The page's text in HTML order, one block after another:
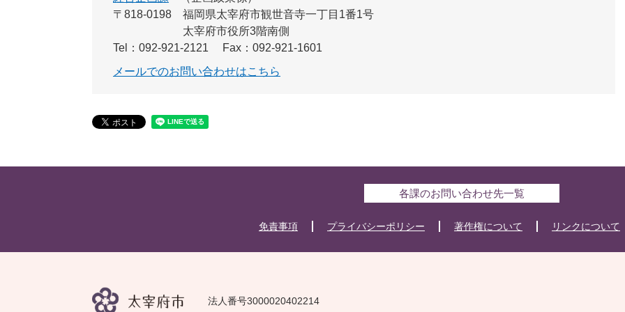
〒818-0198
福岡県太宰府市観世音寺一丁目1番1号
太宰府市役所3階南側
Tel：092-921-2121
Fax：092-921-1601
メールでのお問い合わせはこちら
各課のお問い合わせ先一覧
免責事項 プライバシーポリシー 著作権について リンクについて
法人番号3000020402214